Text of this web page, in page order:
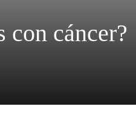
con cáncer?